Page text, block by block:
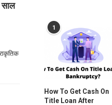
साल
1
How To Get Cash On
Title Loan After